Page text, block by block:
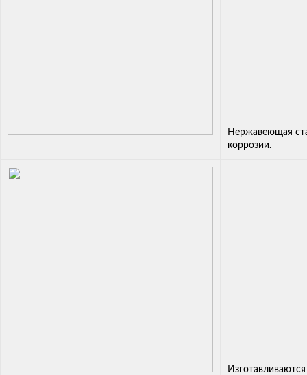
Нержавеющая
коррозии.